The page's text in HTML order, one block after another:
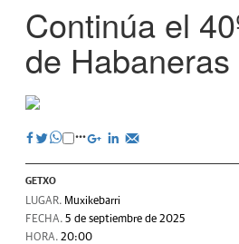
Continúa el
de Habaneras
GETXO
LUGAR. Muxikebarri
FECHA. 5 de septiembre de 2025
HORA. 20:00